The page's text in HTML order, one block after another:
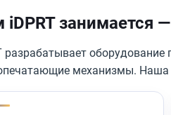
iDPRT занимается
разрабатывает
механизмы. Наша